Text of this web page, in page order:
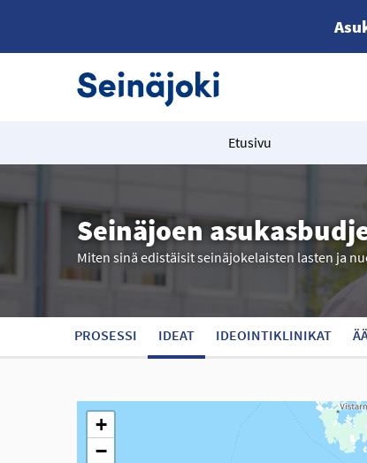
Etusivu
Seinäjoen
Miten sinä edistäisit seinäjokelaisten lasten ja
PROSESSI IDEAT IDEOINTIKLINIKAT
Seuraavassa elementissä on kartta, joka
+
−